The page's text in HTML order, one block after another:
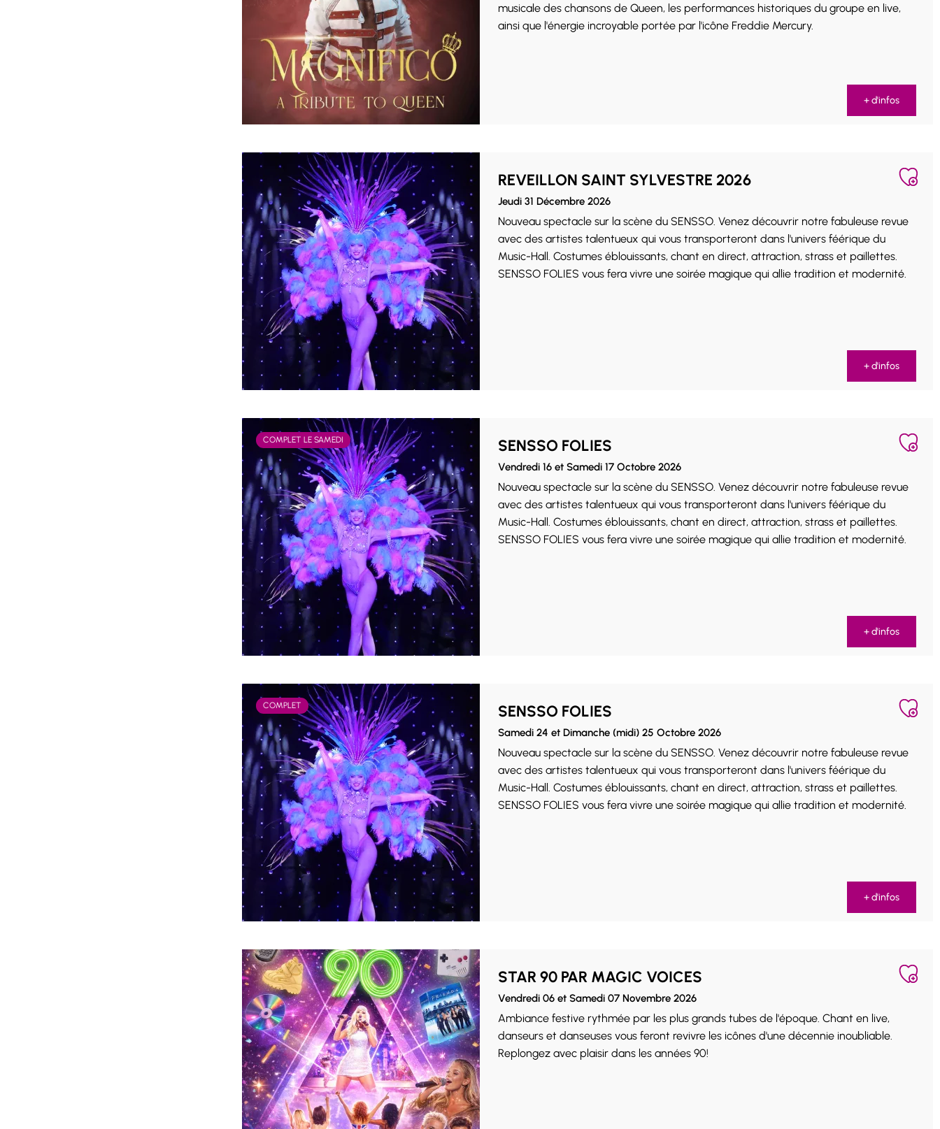
musicale des chansons de Queen, les performances historiques du groupe en live,
ainsi que l'énergie incroyable portée par l'icône Freddie Mercury.
+ d'infos
REVEILLON SAINT SYLVESTRE 2026
Jeudi 31 Décembre 2026
Nouveau spectacle sur la scène du SENSSO. Venez découvrir notre fabuleuse revue
avec des artistes talentueux qui vous transporteront dans l'univers féérique du
Music-Hall. Costumes éblouissants, chant en direct, attraction, strass et paillettes.
SENSSO FOLIES vous fera vivre une soirée magique qui allie tradition et modernité.
+ d'infos
SENSSO FOLIES
Vendredi 16 et Samedi 17 Octobre 2026
COMPLET LE SAMEDI
Nouveau spectacle sur la scène du SENSSO. Venez découvrir notre fabuleuse revue
avec des artistes talentueux qui vous transporteront dans l'univers féérique du
Music-Hall. Costumes éblouissants, chant en direct, attraction, strass et paillettes.
SENSSO FOLIES vous fera vivre une soirée magique qui allie tradition et modernité.
+ d'infos
SENSSO FOLIES
Samedi 24 et Dimanche (midi) 25 Octobre 2026
COMPLET
Nouveau spectacle sur la scène du SENSSO. Venez découvrir notre fabuleuse revue
avec des artistes talentueux qui vous transporteront dans l'univers féérique du
Music-Hall. Costumes éblouissants, chant en direct, attraction, strass et paillettes.
SENSSO FOLIES vous fera vivre une soirée magique qui allie tradition et modernité.
+ d'infos
STAR 90 PAR MAGIC VOICES
Vendredi 06 et Samedi 07 Novembre 2026
Ambiance festive rythmée par les plus grands tubes de l'époque. Chant en live,
danseurs et danseuses vous feront revivre les icônes d'une décennie inoubliable.
Replongez avec plaisir dans les années 90!